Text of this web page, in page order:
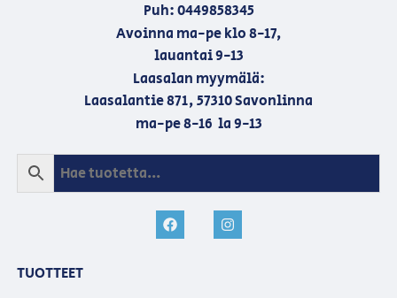
Puh: 0449858345
Avoinna ma-pe klo 8-17,
lauantai 9-13
Laasalan myymälä:
Laasalantie 871, 57310 Savonlinna
ma-pe 8-16 la 9-13
TUOTTEET